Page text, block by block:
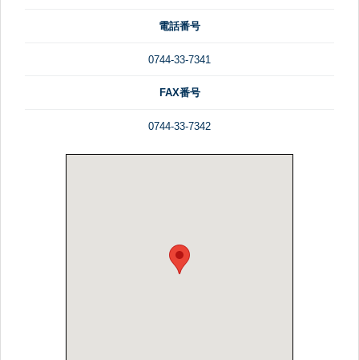
電話番号
0744-33-7341
FAX番号
0744-33-7342